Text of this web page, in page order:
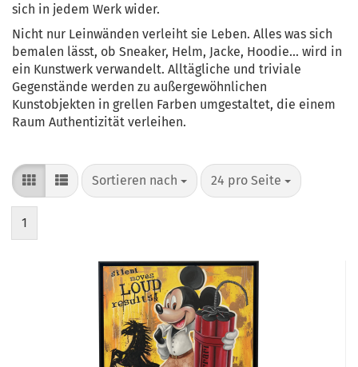
sich in jedem Werk wider.
Nicht nur Leinwänden verleiht sie Leben. Alles was sich
bemalen lässt, ob Sneaker, Helm, Jacke, Hoodie... wird in
ein Kunstwerk verwandelt. Alltägliche und triviale
Gegenstände werden zu außergewöhnlichen
Kunstobjekten in grellen Farben umgestaltet, die einem
Raum Authentizität verleihen.
Sortieren nach
Sortieren nach 24 pro Seite
pro Seite
1